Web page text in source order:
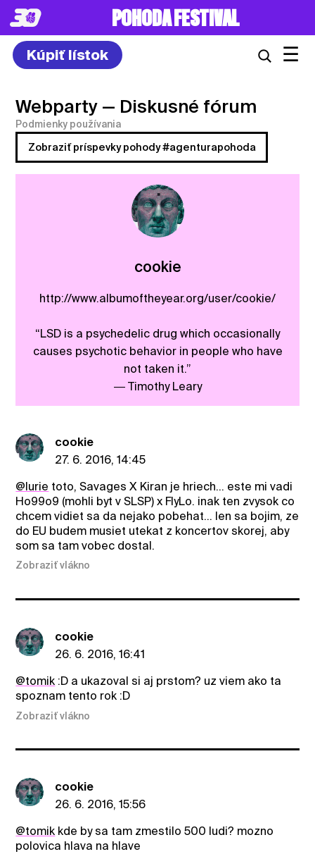
POHODA FESTIVAL
Kúpiť lístok ☰
Webparty — Diskusné fórum
Podmienky používania
Zobraziť príspevky pohody #agenturapohoda
cookie
http://www.albumoftheyear.org/user/cookie/
“LSD is a psychedelic drug which occasionally
causes psychotic behavior in people who have
not taken it.”
― Timothy Leary
cookie
27. 6. 2016, 14:45
@lurie toto, Savages X Kiran je hriech... este mi vadi
Ho99o9 (mohli byt v SLSP) x FlyLo. inak ten zvysok co
chcem vidiet sa da nejako pobehat... len sa bojim, ze
do EU budem musiet utekat z koncertov skorej, aby
som sa tam vobec dostal.
Zobraziť vlákno
cookie
26. 6. 2016, 16:41
@tomik :D a ukazoval si aj prstom? uz viem ako ta
spoznam tento rok :D
Zobraziť vlákno
cookie
26. 6. 2016, 15:56
@tomik kde by sa tam zmestilo 500 ludi? mozno
polovica hlava na hlave